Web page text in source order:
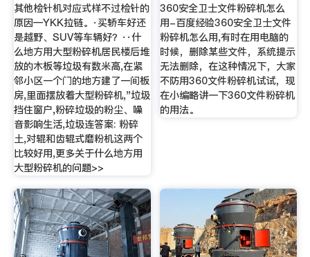
其他检针机对应式样不过检针的
原因—YKK拉链。·买轿车好还
是越野、SUV等车辆好？··什
么地方用大型粉碎机居民楼后堆
放的木板等垃圾有数米高,在紧
邻小区一个门的地方建了一间板
房,里面摆放着大型粉碎机,"垃圾
挡住窗户,粉碎垃圾的粉尘、噪
音影响生活,垃圾连答案: 粉碎
土,对辊和齿辊式磨粉机这两个
比较好用,更多关于什么地方用
大型粉碎机的问题>>
360安全卫士文件粉碎机怎么
用-百度经验360安全卫士文件
粉碎机怎么用,有时在用电脑的
时候，删除某些文件，系统提示
无法删除，在这种情况下，大家
不防用360文件粉碎机试试，现
在小编略讲一下360文件粉碎机
的用法。